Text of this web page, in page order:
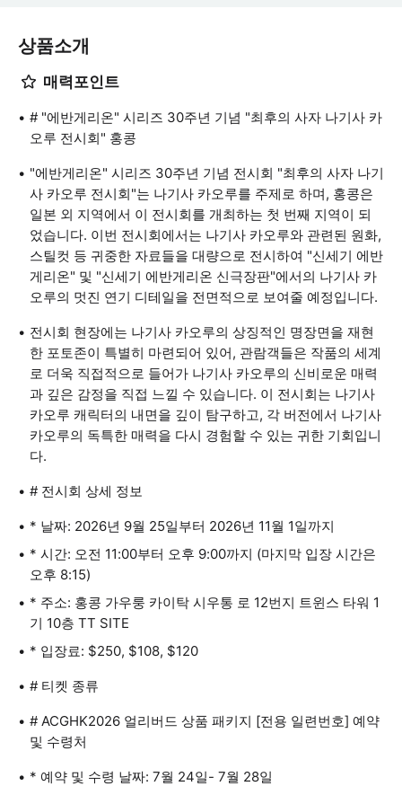
상품소개
매력포인트
# "에반게리온" 시리즈 30주년 기념 "최후의 사자 나기사 카
오루 전시회" 홍콩
"에반게리온" 시리즈 30주년 기념 전시회 "최후의 사자 나기
사 카오루 전시회"는 나기사 카오루를 주제로 하며, 홍콩은
일본 외 지역에서 이 전시회를 개최하는 첫 번째 지역이 되
었습니다. 이번 전시회에서는 나기사 카오루와 관련된 원화,
스틸컷 등 귀중한 자료들을 대량으로 전시하여 "신세기 에반
게리온" 및 "신세기 에반게리온 신극장판"에서의 나기사 카
오루의 멋진 연기 디테일을 전면적으로 보여줄 예정입니다.
전시회 현장에는 나기사 카오루의 상징적인 명장면을 재현
한 포토존이 특별히 마련되어 있어, 관람객들은 작품의 세계
로 더욱 직접적으로 들어가 나기사 카오루의 신비로운 매력
과 깊은 감정을 직접 느낄 수 있습니다. 이 전시회는 나기사
카오루 캐릭터의 내면을 깊이 탐구하고, 각 버전에서 나기사
카오루의 독특한 매력을 다시 경험할 수 있는 귀한 기회입니
다.
# 전시회 상세 정보
* 날짜: 2026년 9월 25일부터 2026년 11월 1일까지
* 시간: 오전 11:00부터 오후 9:00까지 (마지막 입장 시간은
오후 8:15)
* 주소: 홍콩 가우룽 카이탁 시우통 로 12번지 트윈스 타워 1
기 10층 TT SITE
* 입장료: $250, $108, $120
# 티켓 종류
# ACGHK2026 얼리버드 상품 패키지 [전용 일련번호] 예약
및 수령처
* 예약 및 수령 날짜: 7월 24일- 7월 28일